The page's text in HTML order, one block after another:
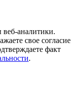
аналитики.
свое согласие
факт
.